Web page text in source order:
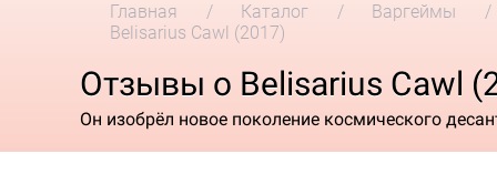
Главная Каталог Варгеймы
Belisarius Cawl (2017)
Отзывы о Belisarius Cawl
Он изобрёл новое поколение космического